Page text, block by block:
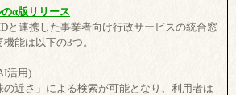
α版リリース
と連携した事業者向け行政サービスの統合窓
能は以下の3つ。
活用)
近さ」による検索が可能となり、利用者は